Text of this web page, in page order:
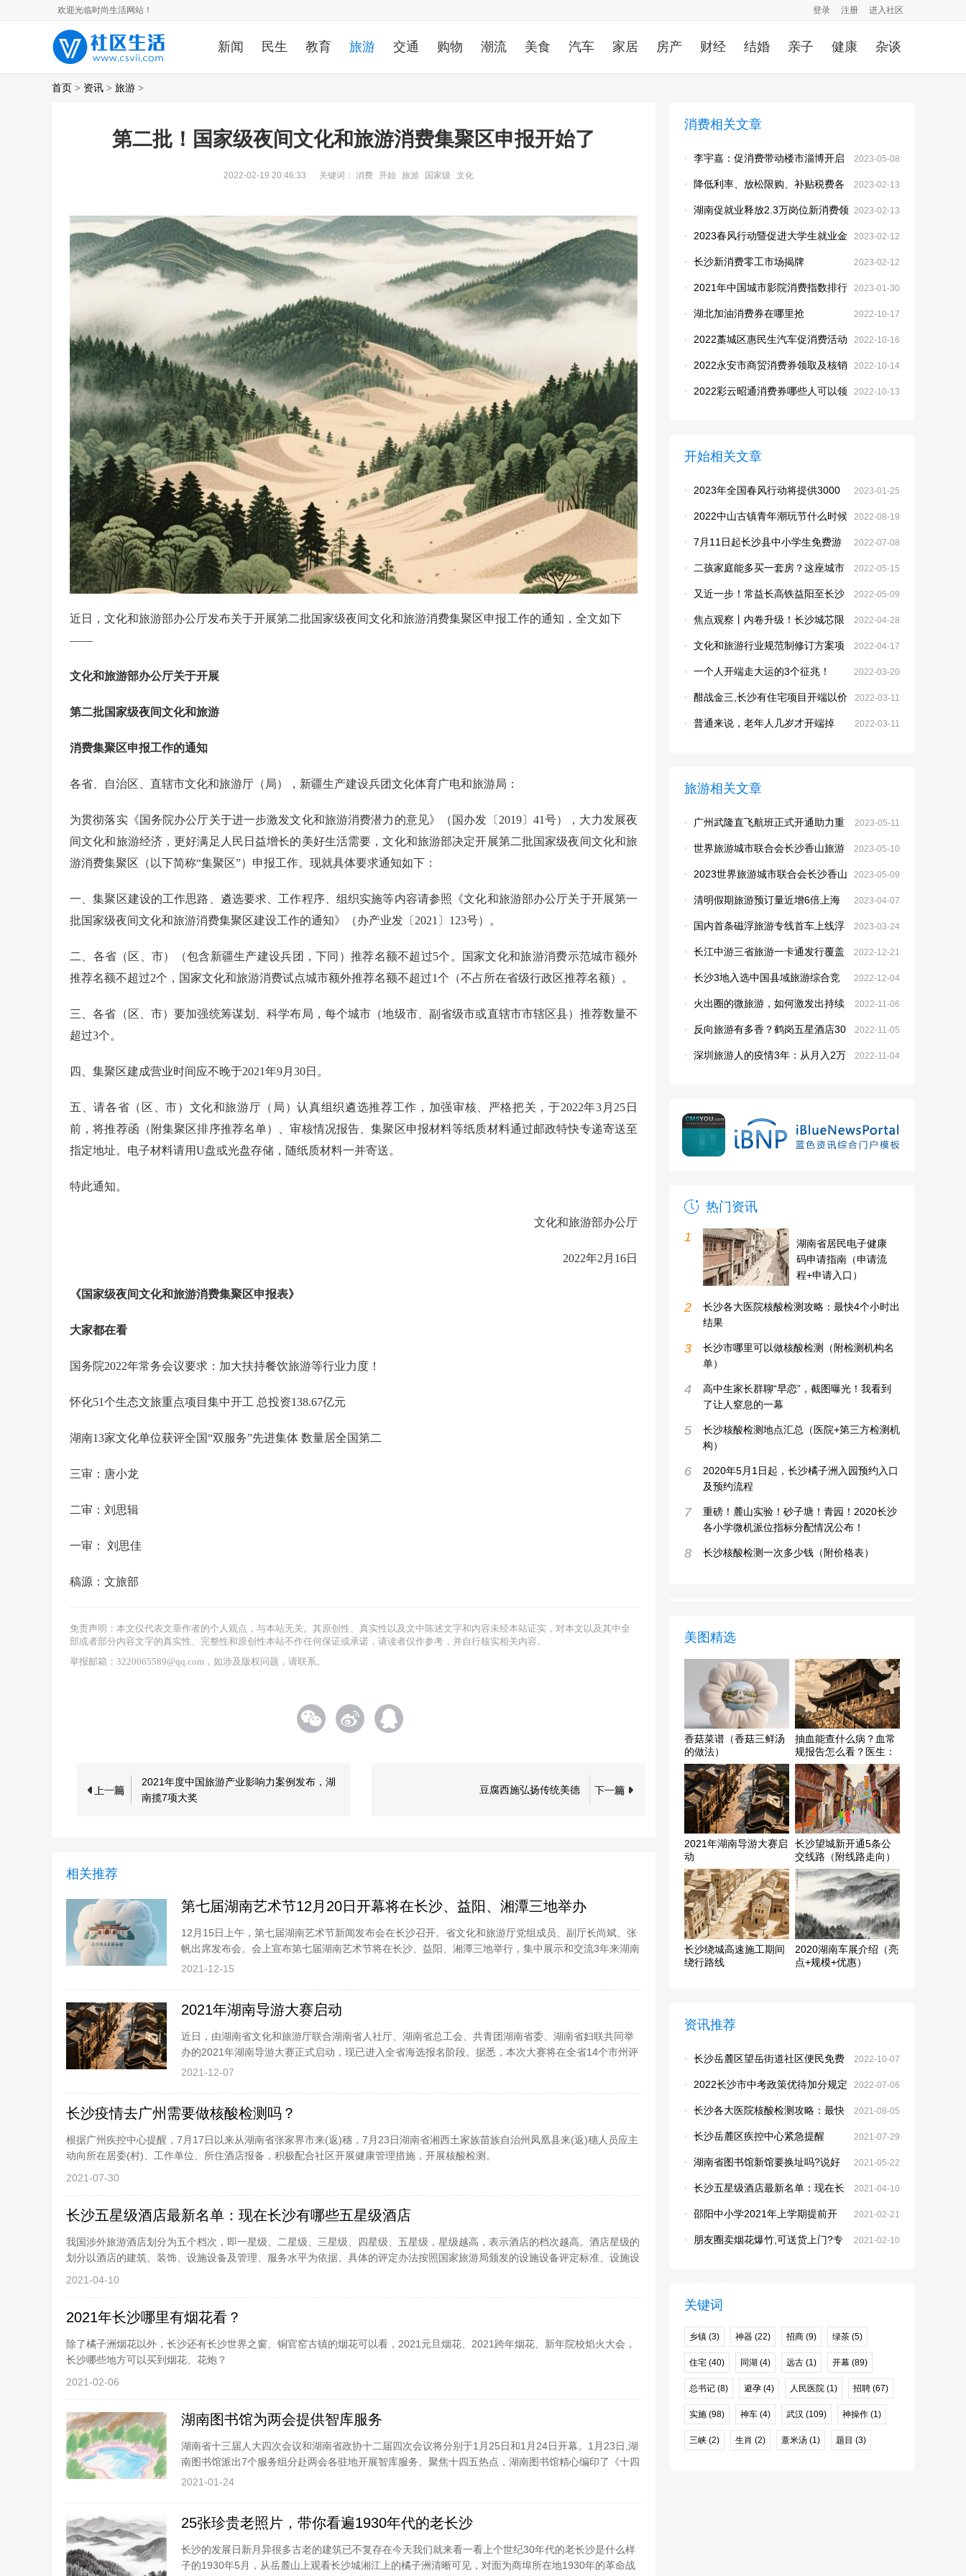
欢迎光临时尚生活网站！ 登录 注册 进入社区
新闻 民生 教育 旅游 交通 购物 潮流 美食 汽车 家居 房产 财经 结婚 亲子 健康 杂谈
首页 > 资讯 > 旅游 >
第二批！国家级夜间文化和旅游消费集聚区申报开始了
2022-02-19 20:46:33 关键词： 消费 开始 旅游 国家级 文化
近日，文化和旅游部办公厅发布关于开展第二批国家级夜间文化和旅游消费集聚区申报工作的通知，全文如下
——
文化和旅游部办公厅关于开展
第二批国家级夜间文化和旅游
消费集聚区申报工作的通知
各省、自治区、直辖市文化和旅游厅（局），新疆生产建设兵团文化体育广电和旅游局：
为贯彻落实《国务院办公厅关于进一步激发文化和旅游消费潜力的意见》（国办发〔2019〕41号），大力发展夜
间文化和旅游经济，更好满足人民日益增长的美好生活需要，文化和旅游部决定开展第二批国家级夜间文化和旅
游消费集聚区（以下简称“集聚区”）申报工作。现就具体要求通知如下：
一、集聚区建设的工作思路、遴选要求、工作程序、组织实施等内容请参照《文化和旅游部办公厅关于开展第一
批国家级夜间文化和旅游消费集聚区建设工作的通知》（办产业发〔2021〕123号）。
二、各省（区、市）（包含新疆生产建设兵团，下同）推荐名额不超过5个。国家文化和旅游消费示范城市额外
推荐名额不超过2个，国家文化和旅游消费试点城市额外推荐名额不超过1个（不占所在省级行政区推荐名额）。
三、各省（区、市）要加强统筹谋划、科学布局，每个城市（地级市、副省级市或直辖市市辖区县）推荐数量不
超过3个。
四、集聚区建成营业时间应不晚于2021年9月30日。
五、请各省（区、市）文化和旅游厅（局）认真组织遴选推荐工作，加强审核、严格把关，于2022年3月25日
前，将推荐函（附集聚区排序推荐名单）、审核情况报告、集聚区申报材料等纸质材料通过邮政特快专递寄送至
指定地址。电子材料请用U盘或光盘存储，随纸质材料一并寄送。
特此通知。
文化和旅游部办公厅
2022年2月16日
《国家级夜间文化和旅游消费集聚区申报表》
大家都在看
国务院2022年常务会议要求：加大扶持餐饮旅游等行业力度！
怀化51个生态文旅重点项目集中开工 总投资138.67亿元
湖南13家文化单位获评全国“双服务”先进集体 数量居全国第二
三审：唐小龙
二审：刘思辑
一审： 刘思佳
稿源：文旅部
免责声明：本文仅代表文章作者的个人观点，与本站无关。其原创性、真实性以及文中陈述文字和内容未经本站证实，对本文以及其中全
部或者部分内容文字的真实性、完整性和原创性本站不作任何保证或承诺，请读者仅作参考，并自行核实相关内容。
举报邮箱：3220065589@qq.com，如涉及版权问题，请联系。
2021年度中国旅游产业影响力案例发布，湖
南揽7项大奖
豆腐西施弘扬传统美德
相关推荐
第七届湖南艺术节12月20日开幕将在长沙、益阳、湘潭三地举办
12月15日上午，第七届湖南艺术节新闻发布会在长沙召开。省文化和旅游厅党组成员、副厅长尚斌、张
帆出席发布会。会上宣布第七届湖南艺术节将在长沙、益阳、湘潭三地举行，集中展示和交流3年来湖南
文化艺术创作生产的最新优秀成果，12月20日在长沙举行开幕式
2021-12-15
2021年湖南导游大赛启动
近日，由湖南省文化和旅游厅联合湖南省人社厅、湖南省总工会、共青团湖南省委、湖南省妇联共同举
办的2021年湖南导游大赛正式启动，现已进入全省海选报名阶段。据悉，本次大赛将在全省14个市州评
选出符合参赛要求的70名优秀职业导游，于12月14日至15日在张
2021-12-07
长沙疫情去广州需要做核酸检测吗？
根据广州疾控中心提醒，7月17日以来从湖南省张家界市来(返)穗，7月23日湖南省湘西土家族苗族自治州凤凰县来(返)穗人员应主
动向所在居委(村)、工作单位、所住酒店报备，积极配合社区开展健康管理措施，开展核酸检测。
2021-07-30
长沙五星级酒店最新名单：现在长沙有哪些五星级酒店
我国涉外旅游酒店划分为五个档次，即一星级、二星级、三星级、四星级、五星级，星级越高，表示酒店的档次越高。酒店星级的
划分以酒店的建筑、装饰、设施设备及管理、服务水平为依据。具体的评定办法按照国家旅游局颁发的设施设备评定标准、设施设
2021-04-10
2021年长沙哪里有烟花看？
除了橘子洲烟花以外，长沙还有长沙世界之窗、铜官窑古镇的烟花可以看，2021元旦烟花、2021跨年烟花、新年院校焰火大会，
长沙哪些地方可以买到烟花、花炮？
2021-02-06
湖南图书馆为两会提供智库服务
湖南省十三届人大四次会议和湖南省政协十二届四次会议将分别于1月25日和1月24日开幕。1月23日,湖
南图书馆派出7个服务组分赴两会各驻地开展智库服务。聚焦十四五热点，湖南图书馆精心编印了《十四
五规划》《三高四新战略》《双循环新发展格局》《自由贸易试
2021-01-24
25张珍贵老照片，带你看遍1930年代的老长沙
长沙的发展日新月异很多古老的建筑已不复存在今天我们就来看一看上个世纪30年代的老长沙是什么样
子的1930年5月，从岳麓山上观看长沙城湘江上的橘子洲清晰可见，对面为商埠所在地1930年的革命战
消费相关文章
2023-05-08
李宇嘉：促消费带动楼市淄博开启
三四线房地产新模式
·
2023-02-13
降低利率、放松限购、补贴税费各
地优化调控政策提振住房消费观察
·
2023-02-13
湖南促就业释放2.3万岗位新消费领
域招聘岗位需求大
·
2023-02-12
2023春风行动暨促进大学生就业金
桥行动长沙新消费人力资源专场活
·
2023-02-12
长沙新消费零工市场揭牌
·
2023-01-30
2021年中国城市影院消费指数排行
榜
·
2022-10-17
湖北加油消费券在哪里抢
·
2022-10-16
2022藁城区惠民生汽车促消费活动
常见问答
·
2022-10-14
2022永安市商贸消费券领取及核销
方式
·
2022-10-13
2022彩云昭通消费券哪些人可以领
·
开始相关文章
2023-01-25
2023年全国春风行动将提供3000
万个就业岗位长沙正月初七开始
·
2022-08-19
2022中山古镇青年潮玩节什么时候
开始？
·
2022-07-08
7月11日起长沙县中小学生免费游
泳免费体育培训开始预约
·
2022-05-15
二孩家庭能多买一套房？这座城市
开始实施！
·
2022-05-09
又近一步！常益长高铁益阳至长沙
段开始联调联试
·
2022-04-28
焦点观察丨内卷升级！长沙城芯限
价天花板住宅也开始降价
·
2022-04-17
文化和旅游行业规范制修订方案项
目开端征集
·
2022-03-20
一个人开端走大运的3个征兆！
·
2022-03-11
酣战金三,长沙有住宅项目开端以价
换量
·
2022-03-11
普通来说，老年人几岁才开端掉
·
旅游相关文章
2023-05-11
广州武隆直飞航班正式开通助力重
庆武隆旅游产业发展
·
2023-05-10
世界旅游城市联合会长沙香山旅游
峰会在长沙举办
·
2023-05-09
2023世界旅游城市联合会长沙香山
旅游峰会今起在长沙举行
·
2023-04-07
清明假期旅游预订量近增6倍上海
成首个热门目的地
·
2023-03-24
国内首条磁浮旅游专线首车上线浮
游是如何实现的？
·
2022-12-21
长江中游三省旅游一卡通发行覆盖
赣鄂湘300多家景区
·
2022-12-04
长沙3地入选中国县域旅游综合竞
争力百强县市
·
2022-11-06
火出圈的微旅游，如何激发出持续
的生命力？
·
2022-11-05
反向旅游有多香？鹤岗五星酒店30
0一晚，小串比房价还香
·
2022-11-04
深圳旅游人的疫情3年：从月入2万
·
热门资讯
1
湖南省居民电子健康
码申请指南（申请流
程+申请入口）
2
长沙各大医院核酸检测攻略：最快4个小时出
结果
3
长沙市哪里可以做核酸检测（附检测机构名
单）
4
高中生家长群聊“早恋”，截图曝光！我看到
了让人窒息的一幕
5
长沙核酸检测地点汇总（医院+第三方检测机
构）
6
2020年5月1日起，长沙橘子洲入园预约入口
及预约流程
7
重磅！麓山实验！砂子塘！青园！2020长沙
各小学微机派位指标分配情况公布！
8 长沙核酸检测一次多少钱（附价格表）
美图精选
香菇菜谱（香菇三鲜汤
的做法）
抽血能查什么病？血常
规报告怎么看？医生：
这3个指标重点关注
2021年湖南导游大赛启
动
长沙望城新开通5条公
交线路（附线路走向）
长沙绕城高速施工期间
绕行路线
2020湖南车展介绍（亮
点+规模+优惠）
资讯推荐
2022-10-07
长沙岳麓区望岳街道社区便民免费
核酸采样点
·
2022-07-06
2022长沙市中考政策优待加分规定
·
2021-08-05
长沙各大医院核酸检测攻略：最快
4个小时出结果
·
2021-07-29
长沙岳麓区疾控中心紧急提醒
·
2021-05-22
湖南省图书馆新馆要换址吗?说好
的梅溪湖怎么改为暮云了？
·
2021-04-10
长沙五星级酒店最新名单：现在长
沙有哪些五星级酒店
·
2021-02-21
邵阳中小学2021年上学期提前开
学：邵阳市关于调整全市中小学开
·
2021-02-10
朋友圈卖烟花爆竹,可送货上门?专
·
关键词
乡镇 (3) 神器 (22) 招商 (9) 绿茶 (5)
住宅 (40) 同湖 (4) 远古 (1) 开幕 (89)
总书记 (8) 避孕 (4) 人民医院 (1) 招聘 (67)
实施 (98) 神车 (4) 武汉 (109) 神操作 (1)
三峡 (2) 生肖 (2) 薏米汤 (1) 题目 (3)